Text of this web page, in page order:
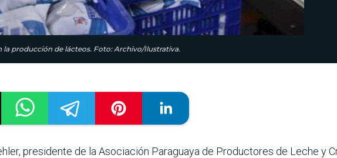
producción de lácteos. Foto: Archivo/Ilustrativa.
presidente de la Asociación Paraguaya de Productores de Leche y